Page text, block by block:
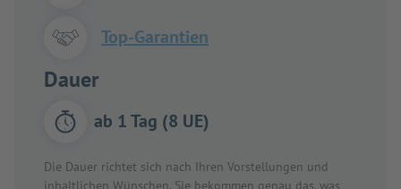
Top-Garantien
Dauer
ab 1 Tag (8 UE)
Die Dauer richtet sich nach Ihren Vorstellungen und
inhaltlichen Wünschen. Sie bekommen genau das, was